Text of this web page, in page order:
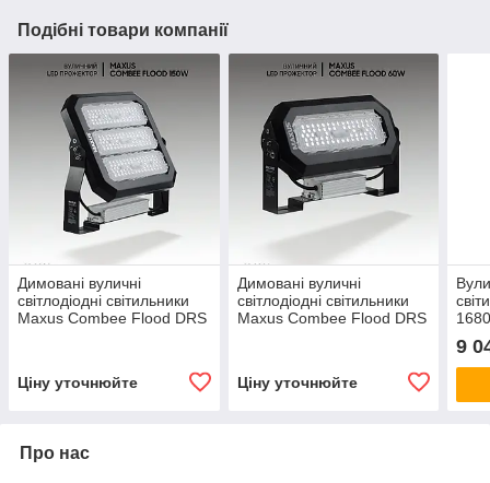
Подібні товари компанії
Димовані вуличні
світлодіодні світильники
Maxus Combee Flood DRS
Ціну уточнюйте
Димовані вуличні
світлодіодні світильники
Maxus Combee Flood DRS
Ціну уточнюйте
9
Про нас